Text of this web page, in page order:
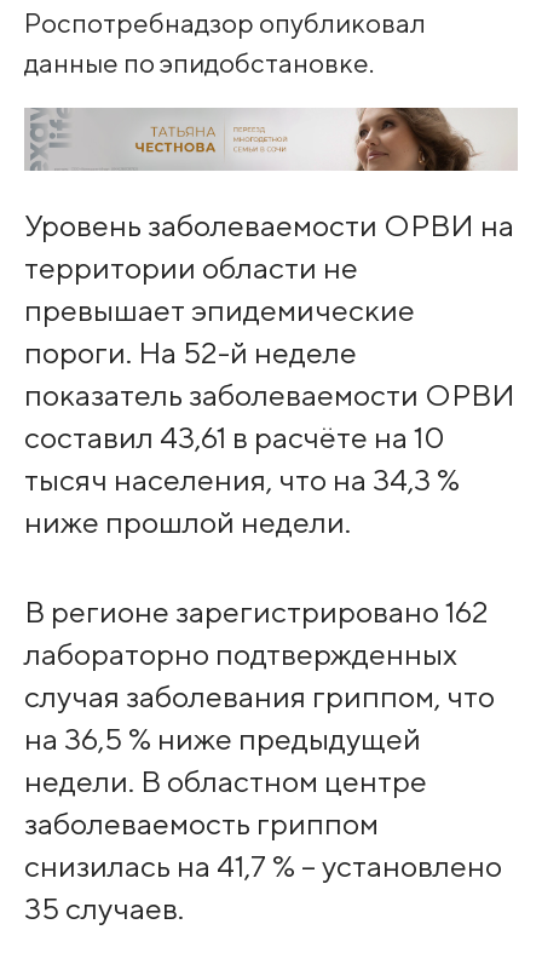
Роспотребнадзор опубликовал
данные по эпидобстановке.
Уровень заболеваемости ОРВИ на
территории области не
превышает эпидемические
пороги. На 52-й неделе
показатель заболеваемости ОРВИ
составил 43,61 в расчёте на 10
тысяч населения, что на 34,3 %
ниже прошлой недели.
В регионе зарегистрировано 162
лабораторно подтвержденных
случая заболевания гриппом, что
на 36,5 % ниже предыдущей
недели. В областном центре
заболеваемость гриппом
снизилась на 41,7 % – установлено
35 случаев.